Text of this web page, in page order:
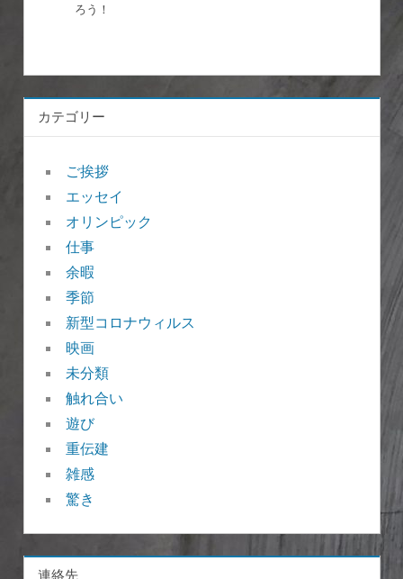
ろう！
カテゴリー
ご挨拶
エッセイ
オリンピック
仕事
余暇
季節
新型コロナウィルス
映画
未分類
触れ合い
遊び
重伝建
雑感
驚き
連絡先